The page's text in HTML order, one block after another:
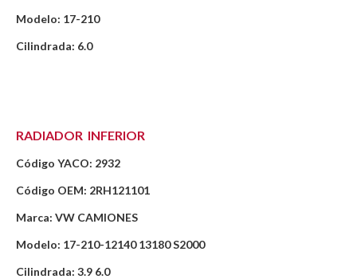
Modelo: 17-210
Cilindrada: 6.0
RADIADOR INFERIOR
Código YACO: 2932
Código OEM: 2RH121101
Marca: VW CAMIONES
Modelo: 17-210-12140 13180 S2000
Cilindrada: 3.9 6.0